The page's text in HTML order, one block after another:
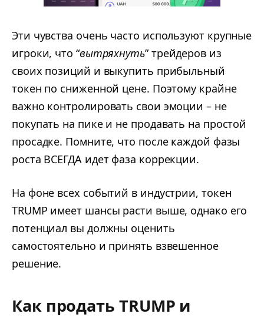
Эти чувства очень часто используют крупные
игроки, что “вытряхнуть” трейдеров из
своих позиций и выкупить прибыльный
токен по сниженной цене. Поэтому крайне
важно контролировать свои эмоции – не
покупать на пике и не продавать на простой
просадке. Помните, что после каждой фазы
роста ВСЕГДА идет фаза коррекции.
На фоне всех событий в индустрии, токен
TRUMP имеет шансы расти выше, однако его
потенциал вы должны оценить
самостоятельно и принять взвешенное
решение.
Как продать TRUMP и